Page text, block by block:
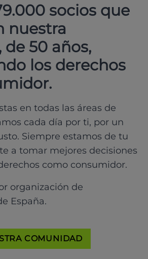
socios que
nuestra
50 años,
los derechos
en todas las áreas de
cada día por ti, por un
Siempre estamos de tu
a tomar mejores decisiones
como consumidor.
organización de
España.
COMUNIDAD